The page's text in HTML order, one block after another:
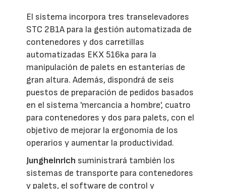
El sistema incorpora tres transelevadores
STC 2B1A para la gestión automatizada de
contenedores y dos carretillas
automatizadas EKX 516ka para la
manipulación de palets en estanterías de
gran altura. Además, dispondrá de seis
puestos de preparación de pedidos basados
en el sistema 'mercancía a hombre', cuatro
para contenedores y dos para palets, con el
objetivo de mejorar la ergonomía de los
operarios y aumentar la productividad.
Jungheinrich suministrará también los
sistemas de transporte para contenedores
y palets, el software de control y